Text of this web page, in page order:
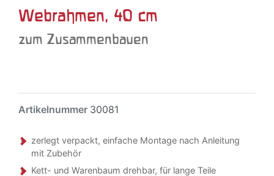
Webrahmen, 40 cm
zum Zusammenbauen
Artikelnummer 30081
zerlegt verpackt, einfache Montage nach Anleitung
mit Zubehör
Kett- und Warenbaum drehbar, für lange Teile